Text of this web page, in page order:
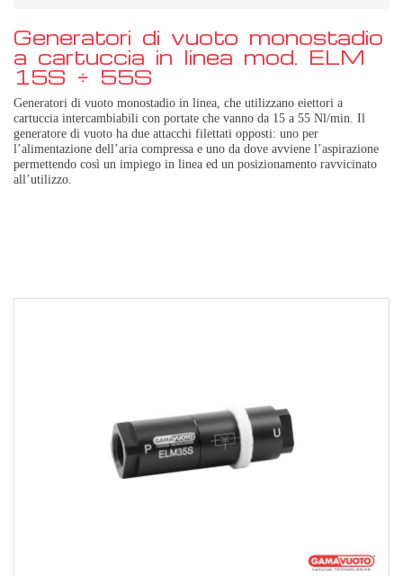
Generatori di vuoto monostadio
a cartuccia in linea mod. ELM
15S ÷ 55S
Generatori di vuoto monostadio in linea, che utilizzano eiettori a
cartuccia intercambiabili con portate che vanno da 15 a 55 Nl/min. Il
generatore di vuoto ha due attacchi filettati opposti: uno per
l’alimentazione dell’aria compressa e uno da dove avviene l’aspirazione
permettendo così un impiego in linea ed un posizionamento ravvicinato
all’utilizzo.